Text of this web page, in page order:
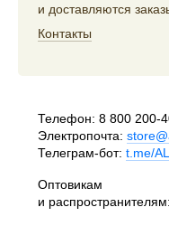
и доставляются
Контакты
Телефон: 8 800 200-
Электропочта:
Телеграм-бот: t.me/
Оптовикам
и распространителям: